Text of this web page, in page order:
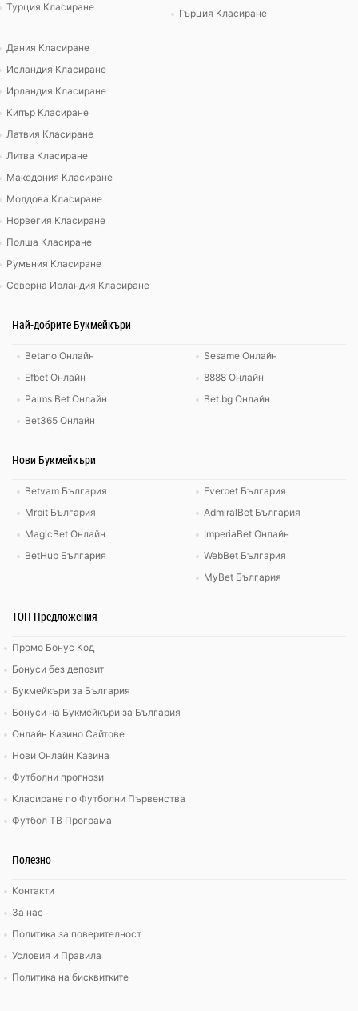
Турция Класиране
Гърция Класиране
Дания Класиране
Исландия Класиране
Ирландия Класиране
Кипър Класиране
Латвия Класиране
Литва Класиране
Македония Класиране
Молдова Класиране
Норвегия Класиране
Полша Класиране
Румъния Класиране
Северна Ирландия Класиране
Най-добрите Букмейкъри
Betano Онлайн
Efbet Онлайн
Palms Bet Онлайн
Bet365 Онлайн
Sesame Онлайн
8888 Онлайн
Bet.bg Онлайн
Нови Букмейкъри
Betvam България
Mrbit България
MagicBet Онлайн
BetHub България
Everbet България
AdmiralBet България
ImperiaBet Онлайн
WebBet България
MyBet България
ТОП Предложения
Промо Бонус Код
Бонуси без депозит
Букмейкъри за България
Бонуси на Букмейкъри за България
Онлайн Казино Сайтове
Нови Онлайн Казина
Футболни прогнози
Класиране по Футболни Първенства
Футбол ТВ Програма
Полезно
Контакти
За нас
Политика за поверителност
Условия и Правила
Политика на бисквитките